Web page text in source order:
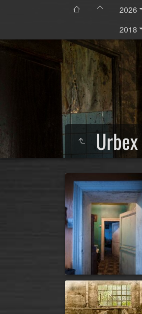
2026
2018
Urbex